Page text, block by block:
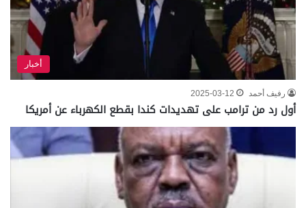
أخبار
رفيف أحمد 2025-03-12
أول رد من ترامب على تهديدات كندا بقطع الكهرباء عن أمريكا